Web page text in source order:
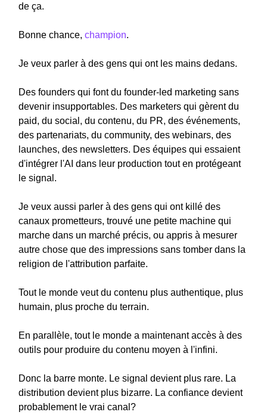
de ça.
Bonne chance, champion.
Je veux parler à des gens qui ont les mains dedans.
Des founders qui font du founder-led marketing sans
devenir insupportables. Des marketers qui gèrent du
paid, du social, du contenu, du PR, des événements,
des partenariats, du community, des webinars, des
launches, des newsletters. Des équipes qui essaient
d'intégrer l'AI dans leur production tout en protégeant
le signal.
Je veux aussi parler à des gens qui ont killé des
canaux prometteurs, trouvé une petite machine qui
marche dans un marché précis, ou appris à mesurer
autre chose que des impressions sans tomber dans la
religion de l'attribution parfaite.
Tout le monde veut du contenu plus authentique, plus
humain, plus proche du terrain.
En parallèle, tout le monde a maintenant accès à des
outils pour produire du contenu moyen à l'infini.
Donc la barre monte. Le signal devient plus rare. La
distribution devient plus bizarre. La confiance devient
probablement le vrai canal?